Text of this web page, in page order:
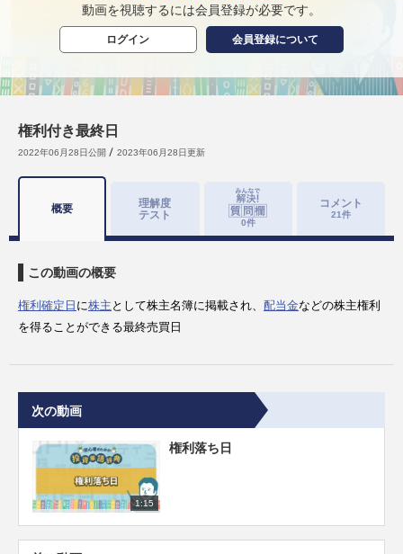
動画を視聴するには会員登録が必要です。
ログイン 会員登録について
権利付き最終日
2022年06月28日公開 2023年06月28日更新
概要
理解度
テスト
0件
コメント
21件
この動画の概要
権利確定日 に株主 として株主名簿に掲載され、 配当金などの株主権利
を得ることができる最終売買日
次の動画
1:15
権利落ち日